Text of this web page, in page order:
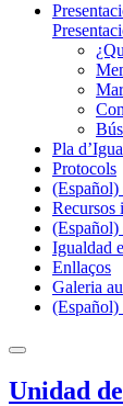
Pla
Protocols
Recursos
(Español)
Igualdad
Enllaços
Galeria
(Español)
Unidad